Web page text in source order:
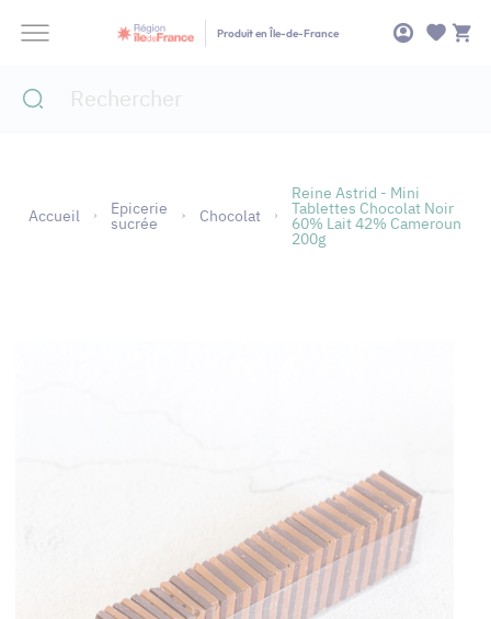
Produit en Île-de-France
Accueil Epicerie
sucrée Chocolat
Reine Astrid - Mini
Tablettes Chocolat Noir
60% Lait 42% Cameroun
200g